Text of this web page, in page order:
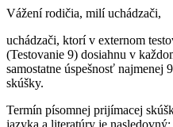
Vážení rodičia, milí uchádzači,
uchádzači, ktorí v externom
(Testovanie 9) dosiahnu v
samostatne úspešnosť
skúšky.
Termín písomnej prijímacej